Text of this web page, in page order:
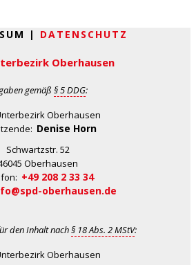
| DATENSCHUTZ
Oberhausen
gemäß § 5 DDG:
Oberhausen
Denise Horn
Schwartzstr. 52
Oberhausen
+49 208 2 33 34
oberhausen.de
den Inhalt nach§ 18 Abs. 2 MStV:
Oberhausen